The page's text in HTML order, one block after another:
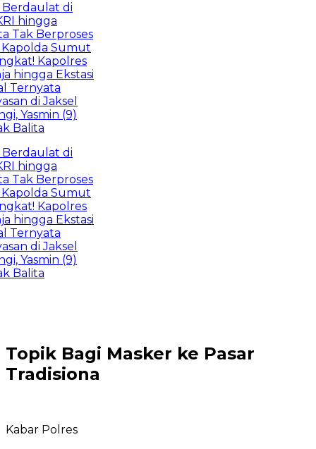
di
hingga
Berproses
Sumut
Kapolres
hingga Ekstasi
di Jaksel
Yasmin (9)
Balita
di
hingga
Berproses
Sumut
Kapolres
hingga Ekstasi
di Jaksel
Yasmin (9)
Balita
Topik Bagi Masker ke Pasar
Tradisiona
Kabar Polres